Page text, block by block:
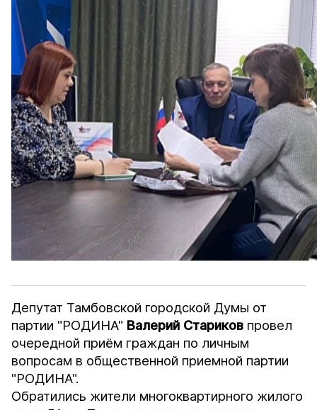
Депутат Тамбовской городской Думы от
партии "РОДИНА" Валерий Стариков провел
очередной приём граждан по личным
вопросам в общественной приемной партии
"РОДИНА".
Обратились жители многоквартирного жилого